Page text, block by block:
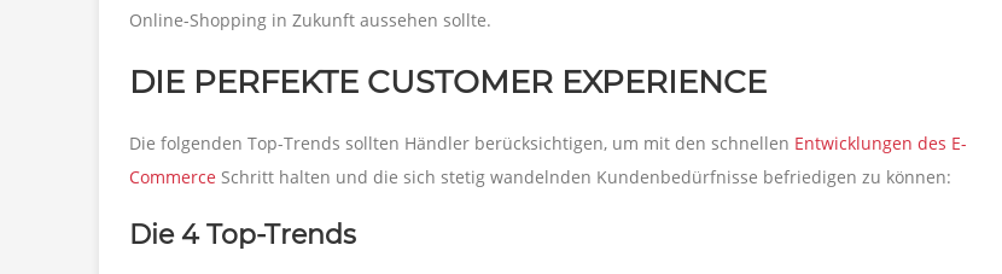
Online-Shopping in Zukunft aussehen sollte.
DIE PERFEKTE CUSTOMER EXPERIENCE
Die folgenden Top-Trends sollten Händler berücksichtigen, um mit den schnellen Entwicklungen des E-
Commerce Schritt halten und die sich stetig wandelnden Kundenbedürfnisse befriedigen zu können:
Die 4 Top-Trends